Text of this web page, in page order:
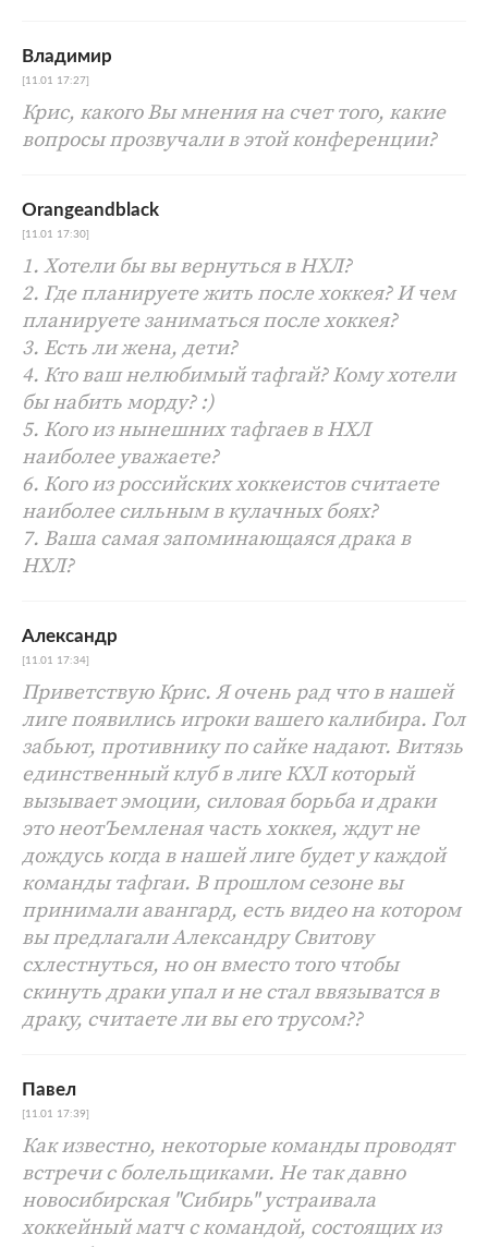
Владимир
[11.01 17:27]
Крис, какого Вы мнения на счет того, какие
вопросы прозвучали в этой конференции?
Orangeandblack
[11.01 17:30]
1. Хотели бы вы вернуться в НХЛ?
2. Где планируете жить после хоккея? И чем
планируете заниматься после хоккея?
3. Есть ли жена, дети?
4. Кто ваш нелюбимый тафгай? Кому хотели
бы набить морду? :)
5. Кого из нынешних тафгаев в НХЛ
наиболее уважаете?
6. Кого из российских хоккеистов считаете
наиболее сильным в кулачных боях?
7. Ваша самая запоминающаяся драка в
НХЛ?
Александр
[11.01 17:34]
Приветствую Крис. Я очень рад что в нашей
лиге появились игроки вашего калибира. Гол
забьют, противнику по сайке надают. Витязь
единственный клуб в лиге КХЛ который
вызывает эмоции, силовая борьба и драки
это неотЪемленая часть хоккея, ждут не
дождусь когда в нашей лиге будет у каждой
команды тафгаи. В прошлом сезоне вы
принимали авангард, есть видео на котором
вы предлагали Александру Свитову
схлестнуться, но он вместо того чтобы
скинуть драки упал и не стал ввязыватся в
драку, считаете ли вы его трусом??
Павел
[11.01 17:39]
Как известно, некоторые команды проводят
встречи с болельщиками. Не так давно
новосибирская "Сибирь" устраивала
хоккейный матч с командой, состоящих из